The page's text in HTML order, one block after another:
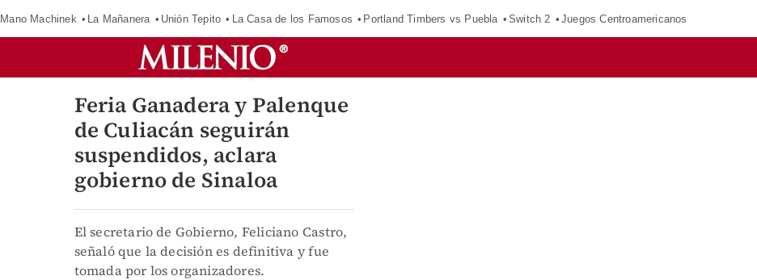
Mano Machinek La Mañanera Unión Tepito La Casa de los Famosos Portland Timbers vs Puebla Switch 2 Juegos Centroamericanos
Feria Ganadera y Palenque
de Culiacán seguirán
suspendidos, aclara
gobierno de Sinaloa
El secretario de Gobierno, Feliciano Castro,
señaló que la decisión es definitiva y fue
tomada por los organizadores.